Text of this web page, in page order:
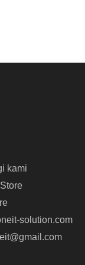
kami
solution.com